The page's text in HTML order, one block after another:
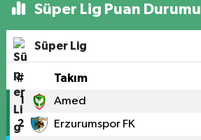
Süper Lig Puan Durumu
Süper Lig
# Takım
1 Amed
2 Erzurumspor FK